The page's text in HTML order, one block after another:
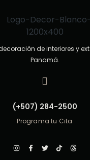
de interiores y
Panamá.
(+507) 284-2500
Programa tu Cita